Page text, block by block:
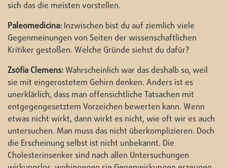
sich das die meisten vorstellen.
Paleomedicina: Inzwischen bist du auf ziemlich viele
Gegenmeinungen von Seiten der wissenschaftlichen
Kritiker gestoßen. Welche Gründe siehst du dafür?
Zsófia Clemens:Wahrscheinlich war das deshalb so, weil
sie mit eingerostetem Gehirn denken. Anders ist es
unerklärlich, dass man offensichtliche Tatsachen mit
entgegengesetztem Vorzeichen bewerten kann. Wenn
etwas nicht wirkt, dann wirkt es nicht, wie oft wir es auch
untersuchen. Man muss das nicht überkomplizieren. Doch
die Erscheinung selbst ist nicht unbekannt. Die
Cholesterinsenker sind nach allen Untersuchungen